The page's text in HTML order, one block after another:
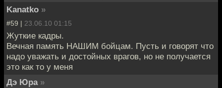
Kanatko »
#59 | 23.06.10 01:15
Жуткие кадры.
Вечная память НАШИМ бойцам. Пусть и говорят что
надо уважать и достойных врагов, но не получается
это как то у меня
Дэ Юра »